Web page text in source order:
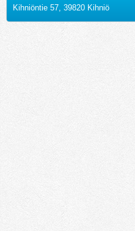
Kihniöntie 57, 39820 Kihniö